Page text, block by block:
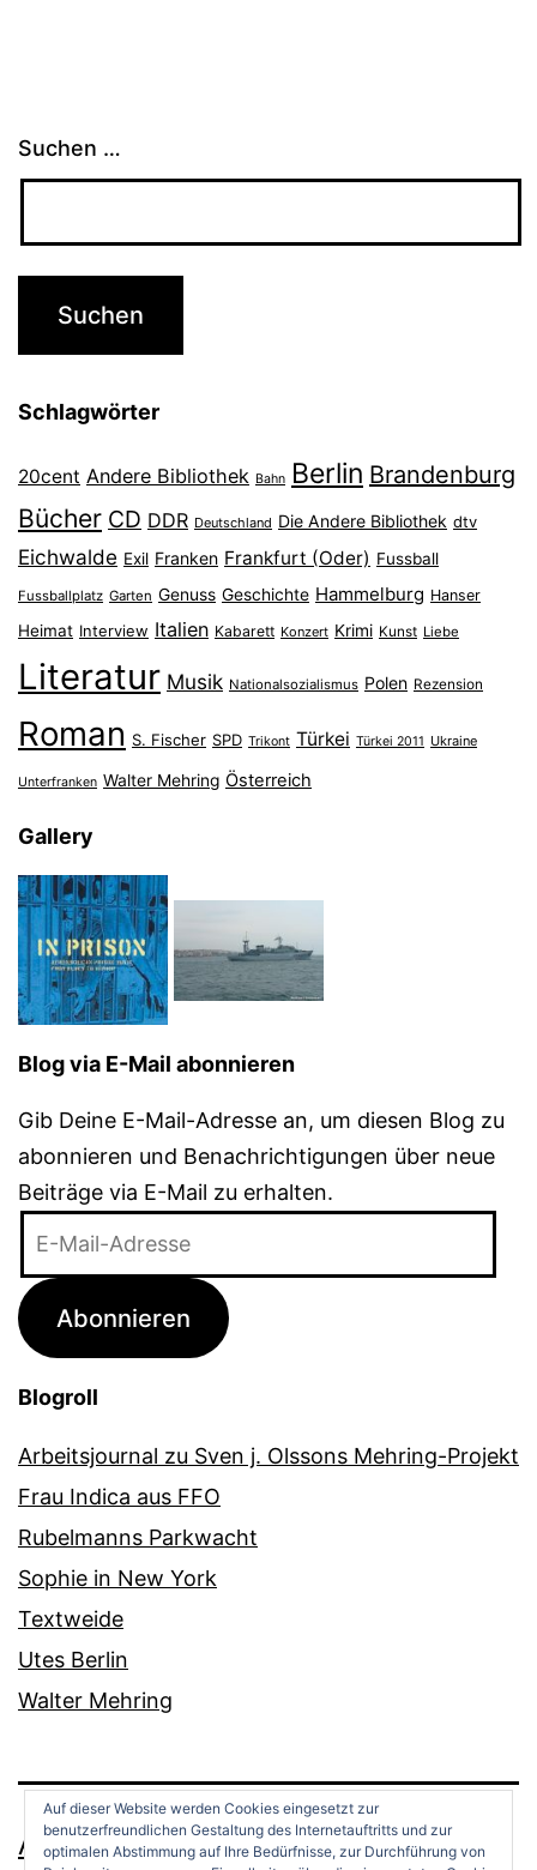
Suchen …
Schlagwörter
20cent Andere Bibliothek Bahn Berlin Brandenburg
Bücher CD DDR Deutschland Die Andere Bibliothek dtv
Eichwalde Exil Franken Frankfurt (Oder) Fussball
Fussballplatz Garten Genuss Geschichte Hammelburg Hanser
Heimat Interview Italien Kabarett Konzert Krimi Kunst Liebe
Literatur Musik Nationalsozialismus Polen Rezension
Roman S. Fischer SPD Trikont Türkei Türkei 2011 Ukraine
Unterfranken Walter Mehring Österreich
Gallery
Blog via E-Mail abonnieren
Gib Deine E-Mail-Adresse an, um diesen Blog zu
abonnieren und Benachrichtigungen über neue
Beiträge via E-Mail zu erhalten.
Adresse
Abonnieren
Blogroll
Arbeitsjournal zu Sven j. Olssons Mehring-Projekt
Frau Indica aus FFO
Rubelmanns Parkwacht
Sophie in New York
Textweide
Utes Berlin
Walter Mehring
ANDREAS OPPERMANN
Auf dieser Website werden Cookies eingesetzt zur
benutzerfreundlichen Gestaltung des Internetauftritts und zur
optimalen Abstimmung auf Ihre Bedürfnisse, zur Durchführung von